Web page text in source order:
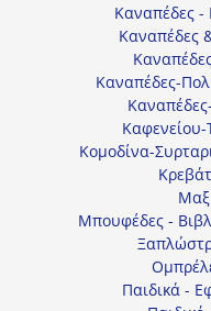
Καναπέδες -
Καναπέδες
Καναπέδες-
Κομοδίνα-
Μπουφέδες -
Παιδικά -